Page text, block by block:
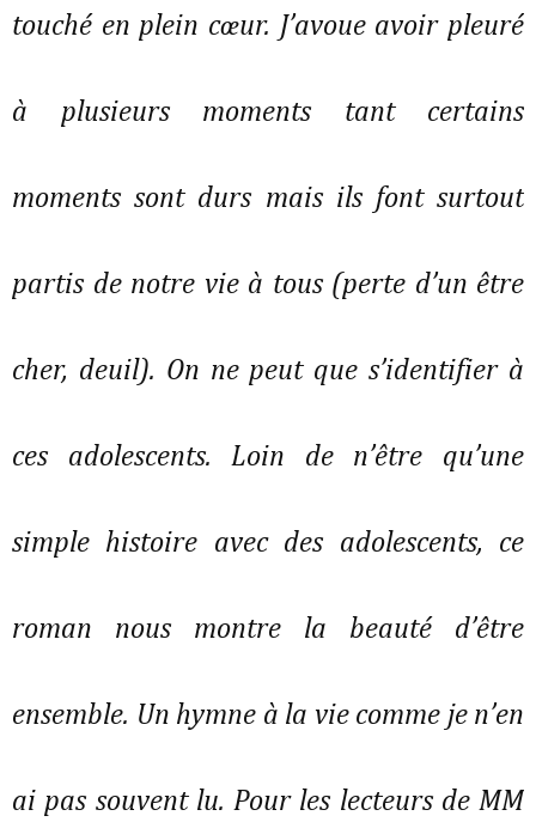
touché en plein cœur. J’avoue avoir pleuré
à plusieurs moments tant certains
moments sont durs mais ils font surtout
partis de notre vie à tous (perte d’un être
cher, deuil). On ne peut que s’identifier à
ces adolescents. Loin de n’être qu’une
simple histoire avec des adolescents, ce
roman nous montre la beauté d’être
ensemble. Un hymne à la vie comme je n’en
ai pas souvent lu. Pour les lecteurs de MM